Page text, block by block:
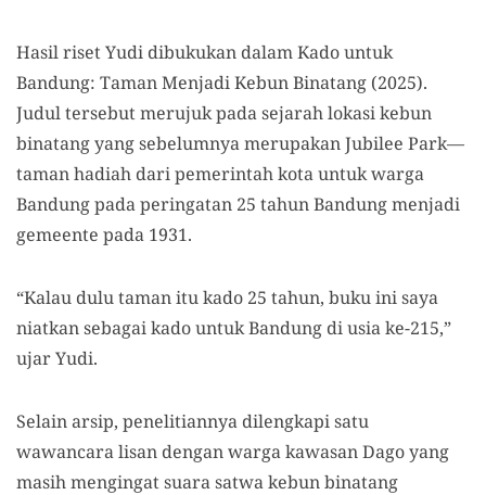
Hasil riset Yudi dibukukan dalam Kado untuk
Bandung: Taman Menjadi Kebun Binatang (2025).
Judul tersebut merujuk pada sejarah lokasi kebun
binatang yang sebelumnya merupakan Jubilee Park—
taman hadiah dari pemerintah kota untuk warga
Bandung pada peringatan 25 tahun Bandung menjadi
gemeente pada 1931.
“Kalau dulu taman itu kado 25 tahun, buku ini saya
niatkan sebagai kado untuk Bandung di usia ke-215,”
ujar Yudi.
Selain arsip, penelitiannya dilengkapi satu
wawancara lisan dengan warga kawasan Dago yang
masih mengingat suara satwa kebun binatang